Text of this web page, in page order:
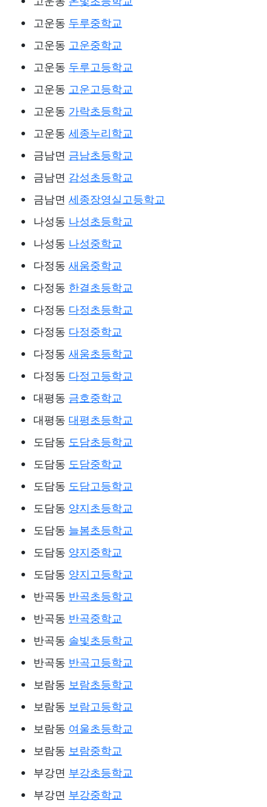
고운동 두루중학교
고운동 고운중학교
고운동 두루고등학교
고운동 고운고등학교
고운동 가락초등학교
고운동 세종누리학교
금남면 금남초등학교
금남면 감성초등학교
금남면 세종장영실고등학교
나성동 나성초등학교
나성동 나성중학교
다정동 새움중학교
다정동 한결초등학교
다정동 다정초등학교
다정동 다정중학교
다정동 새움초등학교
다정동 다정고등학교
대평동 금호중학교
대평동 대평초등학교
도담동 도담초등학교
도담동 도담중학교
도담동 도담고등학교
도담동 양지초등학교
도담동 늘봄초등학교
도담동 양지중학교
도담동 양지고등학교
반곡동 반곡초등학교
반곡동 반곡중학교
반곡동 솔빛초등학교
반곡동 반곡고등학교
보람동 보람초등학교
보람동 보람고등학교
보람동 여울초등학교
보람동 보람중학교
부강면 부강초등학교
부강면 부강중학교